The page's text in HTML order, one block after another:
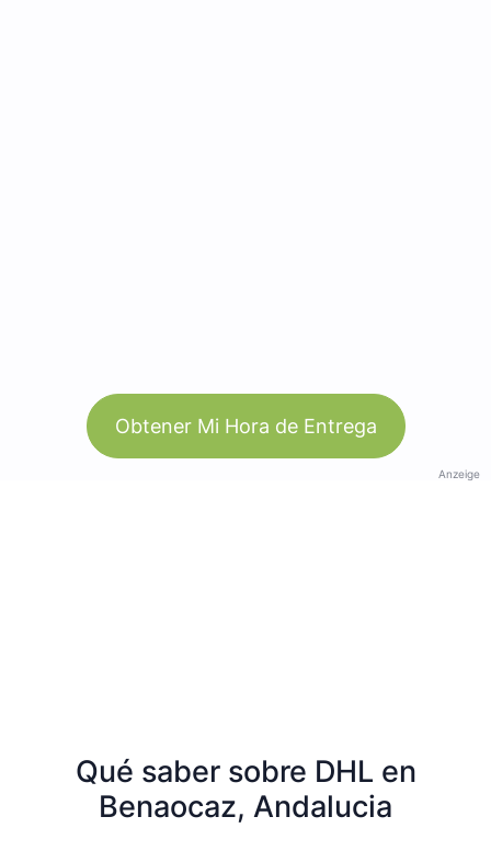
Obtener Mi Hora de Entrega
Anzeige
Qué saber sobre DHL en
Benaocaz, Andalucia